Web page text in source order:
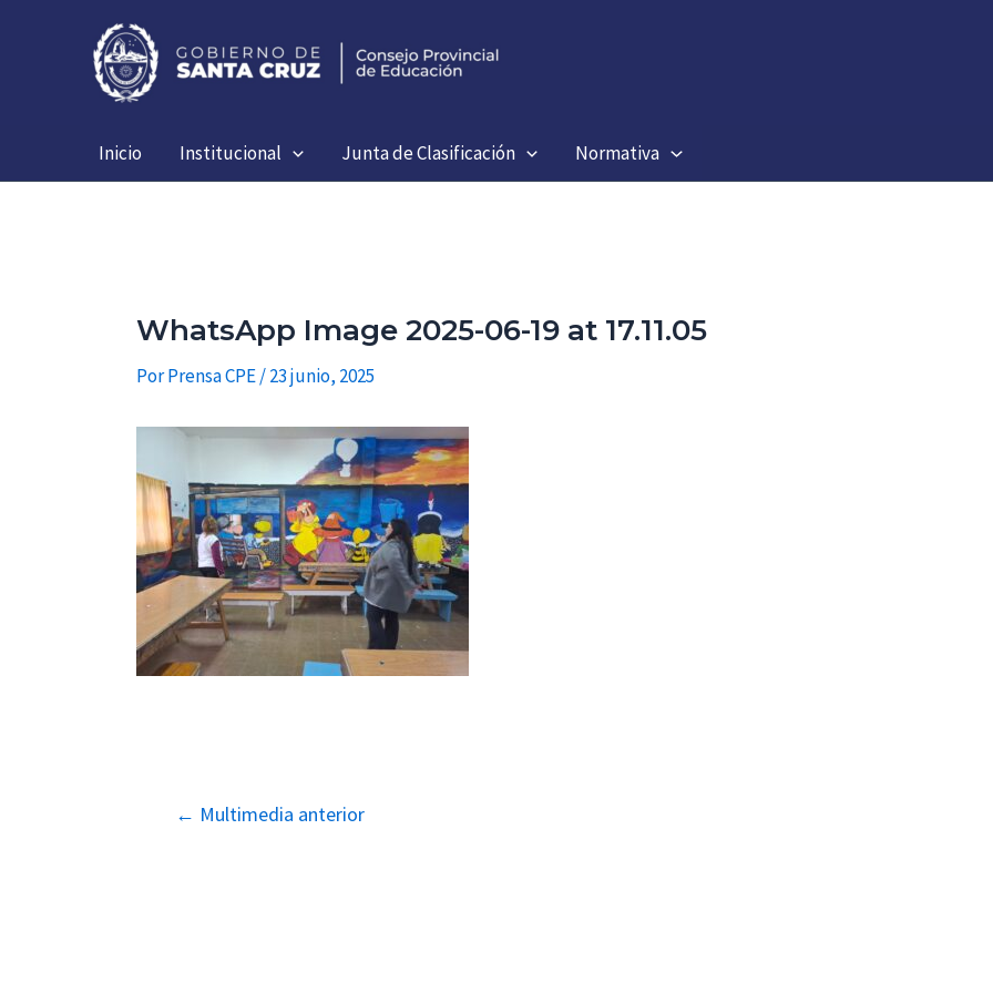
Inicio Institucional Junta de Clasificación Normativa
WhatsApp Image 2025-06-19 at 17.11.05
PorPrensa CPE/23 junio, 2025
Navegación
← Multimedia anterior